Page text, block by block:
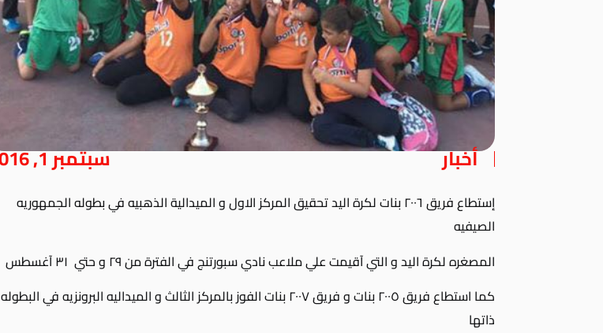
أخبار سبتمبر 1, 2016
إستطاع فريق ٢٠٠٦ بنات لكرة اليد تحقيق المركز الاول و الميدالية الذهبيه في بطوله الجمهوريه
الصيفيه
المصغره لكرة اليد و التي آقيمت علي ملاعب نادي سبورتنج في الفترة من ٢٩ و حتي ٣١ آغسطس
كما استطاع فريق ٢٠٠٥ بنات و فريق ٢٠٠٧ بنات الفوز بالمركز الثالث و الميداليه البرونزيه في البطوله
ذاتها